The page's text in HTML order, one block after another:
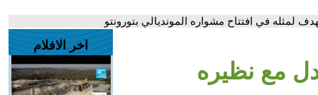
لمثله في افتتاح مشواره المونديالي بتورونتو
مع نظيره
اخر الافلام